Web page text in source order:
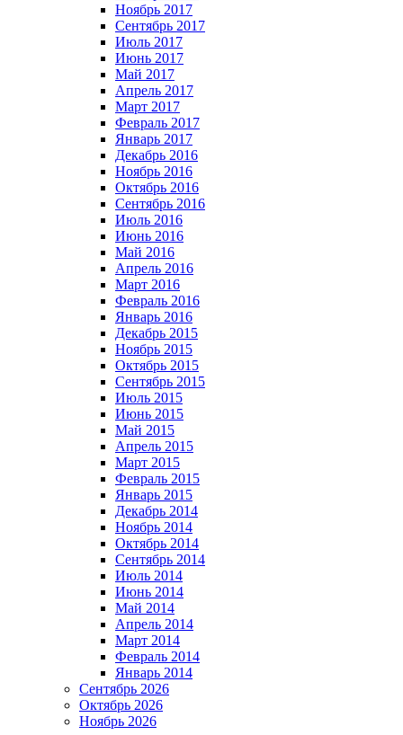
Ноябрь 2017
Сентябрь 2017
Июль 2017
Июнь 2017
Май 2017
Апрель 2017
Март 2017
Февраль 2017
Январь 2017
Декабрь 2016
Ноябрь 2016
Октябрь 2016
Сентябрь 2016
Июль 2016
Июнь 2016
Май 2016
Апрель 2016
Март 2016
Февраль 2016
Январь 2016
Декабрь 2015
Ноябрь 2015
Октябрь 2015
Сентябрь 2015
Июль 2015
Июнь 2015
Май 2015
Апрель 2015
Март 2015
Февраль 2015
Январь 2015
Декабрь 2014
Ноябрь 2014
Октябрь 2014
Сентябрь 2014
Июль 2014
Июнь 2014
Май 2014
Апрель 2014
Март 2014
Февраль 2014
Январь 2014
Сентябрь 2026
Октябрь 2026
Ноябрь 2026